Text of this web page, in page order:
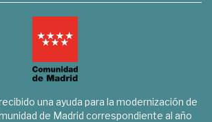
una ayuda para la modernización de
de Madrid correspondiente al año